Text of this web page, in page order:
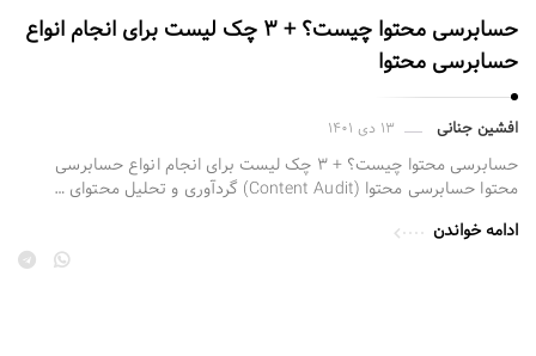
حسابرسی محتوا چیست؟ + ۳ چک‌ لیست برای انجام انواع
حسابرسی محتوا
افشین جنانی ۱۳ دی ۱۴۰۱
حسابرسی محتوا چیست؟ + 3 چک‌ لیست برای انجام انواع حسابرسی
محتوا حسابرسی محتوا (Content Audit) گردآوری و تحلیل محتوای …
ادامه خواندن